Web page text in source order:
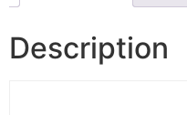
Description